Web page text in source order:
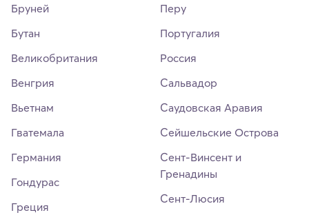
Бруней
Бутан
Великобритания
Венгрия
Вьетнам
Гватемала
Германия
Гондурас
Греция
Перу
Португалия
Россия
Сальвадор
Саудовская Аравия
Сейшельские Острова
Сент-Винсент и
Гренадины
Сент-Люсия